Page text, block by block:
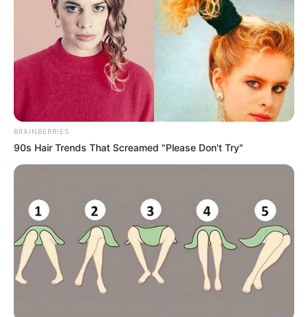
BRAINBERRIES
90s Hair Trends That Screamed "Please Don't Try"